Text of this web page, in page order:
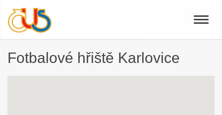
Toggle
Fotbalové hřiště Karlovice